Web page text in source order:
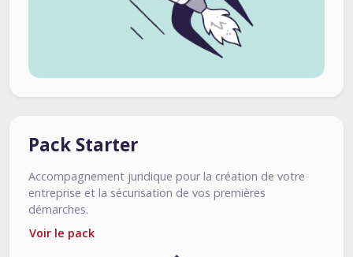
Pack Starter
Accompagnement juridique pour la création de votre
entreprise et la sécurisation de vos premières
démarches.
Voir le pack